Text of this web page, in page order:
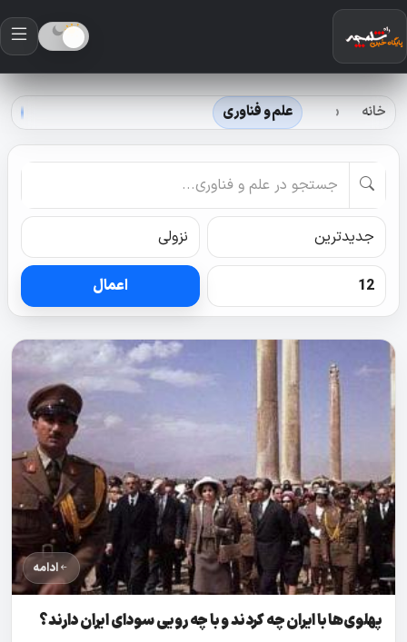
خانه علم و فناوری
اعمال
ادامه
پهلوی‌ها با ایران چه کردند و با چه رویی سودای ایران دارند؟